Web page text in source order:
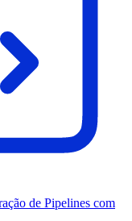
de Pipelines com